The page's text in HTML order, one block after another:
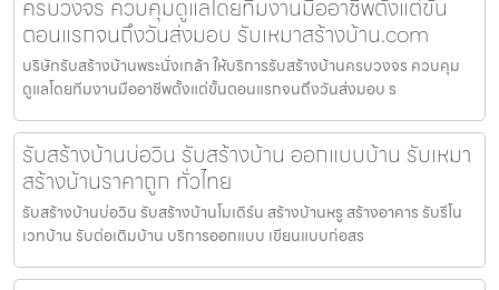
ครบวงจร ควบคุมดูแลโดยทีมงานมืออาชีพตั้งแต่ขั้น
ตอนแรกจนถึงวันส่งมอบ รับเหมาสร้างบ้าน.com
บริษัทรับสร้างบ้านพระนั่งเกล้า ให้บริการรับสร้างบ้านครบวงจร ควบคุม
ดูแลโดยทีมงานมืออาชีพตั้งแต่ขั้นตอนแรกจนถึงวันส่งมอบ ร
รับสร้างบ้านบ่อวิน รับสร้างบ้าน ออกแบบบ้าน รับเหมา
สร้างบ้านราคาถูก ทั่วไทย
รับสร้างบ้านบ่อวิน รับสร้างบ้านโมเดิร์น สร้างบ้านหรู สร้างอาคาร รับรีโน
เวทบ้าน รับต่อเติมบ้าน บริการออกแบบ เขียนแบบก่อสร